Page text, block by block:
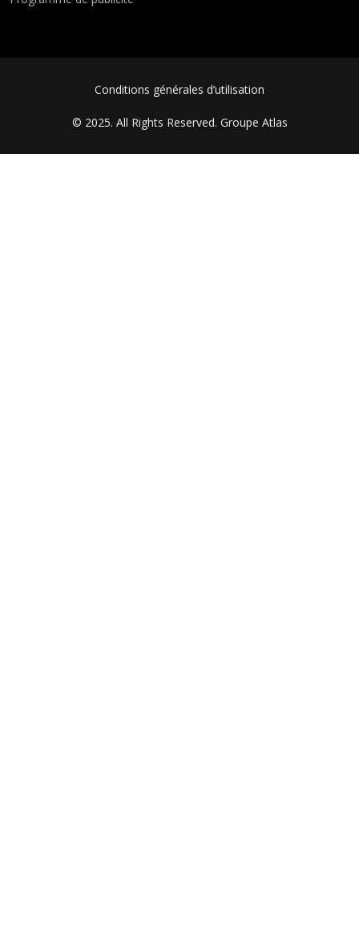
FOOTER MENUConditions générales d’utilisation
© 2025. All Rights Reserved. Groupe Atlas